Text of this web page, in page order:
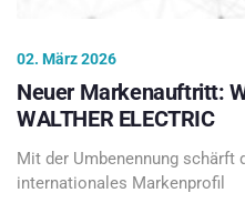
02. März 2026
Neuer Markenauftritt:
WALTHER ELECTRIC
Mit der Umbenennung schärft
internationales Markenprofil